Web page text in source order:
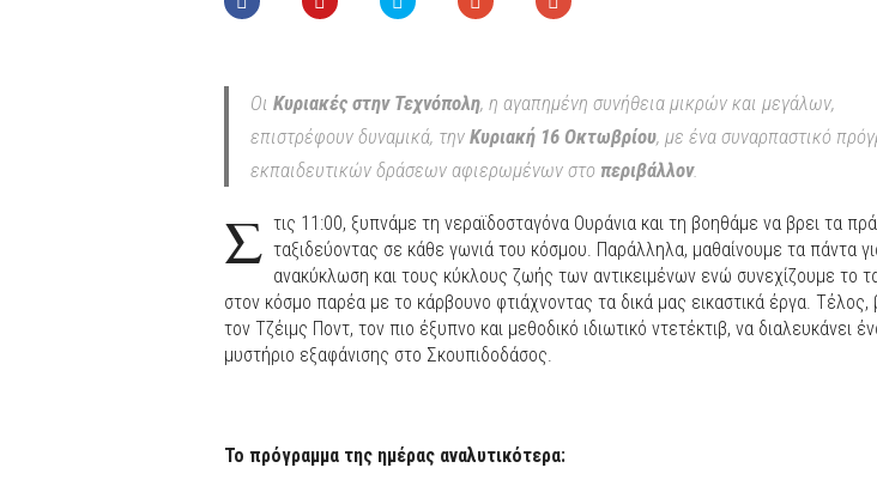
Οι Κυριακές στην Τεχνόπολη, η αγαπημένη συνήθεια μικρών και μεγάλων,
επιστρέφουν δυναμικά, την Κυριακή 16 Οκτωβρίου, με ένα συναρπαστικό
εκπαιδευτικών δράσεων αφιερωμένων στο περιβάλλον.
Σ τις 11:00, ξυπνάμε τη νεραϊδοσταγόνα Ουράνια και τη βοηθάμε να βρει τα
ταξιδεύοντας σε κάθε γωνιά του κόσμου. Παράλληλα, μαθαίνουμε τα πάντα
ανακύκλωση και τους κύκλους ζωής των αντικειμένων ενώ συνεχίζουμε το
στον κόσμο παρέα με το κάρβουνο φτιάχνοντας τα δικά μας εικαστικά έργα. Τέλος,
τον Τζέιμς Ποντ, τον πιο έξυπνο και μεθοδικό ιδιωτικό ντετέκτιβ, να διαλευκάνει
μυστήριο εξαφάνισης στο Σκουπιδοδάσος.
Το πρόγραμμα της ημέρας αναλυτικότερα: